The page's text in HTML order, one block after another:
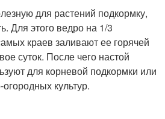
для растений подкормку,
Для этого ведро на 1/3
краев заливают ее горячей
суток. После чего настой
для корневой подкормки или
культур.